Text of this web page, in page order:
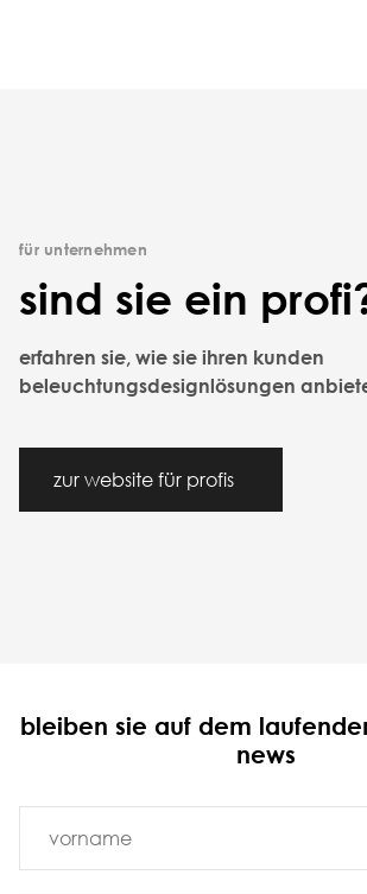
für unternehmen
sind sie ein
erfahren sie, wie sie ihren kunden
beleuchtungsdesignlösungen
zur website für profis
bleiben sie auf dem
news